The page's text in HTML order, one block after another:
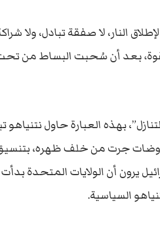
لإطلاقالنار،لاصفقةتبادل،ولا
بعدأنسُحبتالبساط من
بهذهالعبارةحاولنتنياهو
جرتمنخلفظهره،
يرونأنالولاياتالمتحدةبدأت
السياسية.